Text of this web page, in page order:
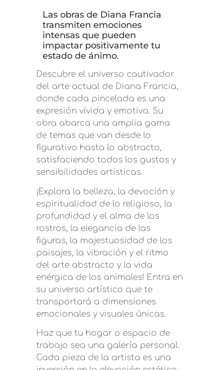
Las obras de Diana Francia
transmiten emociones
intensas que pueden
impactar positivamente tu
estado de ánimo.
Descubre el universo cautivador
del arte actual de Diana Francia,
donde cada pincelada es una
expresión vívida y emotiva. Su
obra abarca una amplia gama
de temas que van desde lo
figurativo hasta lo abstracto,
satisfaciendo todos los gustos y
sensibilidades artísticas.
¡Explora la belleza, la devoción y
espiritualidad de lo religioso, la
profundidad y el alma de los
rostros, la elegancia de las
figuras, la majestuosidad de los
paisajes, la vibración y el ritmo
del arte abstracto y la vida
enérgica de los animales! Entra en
su universo artístico que te
transportará a dimensiones
emocionales y visuales únicas.
Haz que tu hogar o espacio de
trabajo sea una galería personal.
Cada pieza de la artista es una